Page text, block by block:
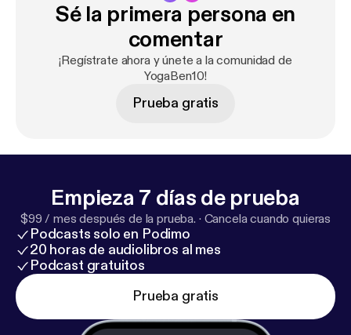
Sé la primera persona en
comentar
¡Regístrate ahora y únete a la comunidad de
YogaBen10!
Prueba gratis
Empieza 7 días de prueba
$99 / mes después de la prueba. · Cancela cuando quieras
Podcasts solo en Podimo
20 horas de audiolibros al mes
Podcast gratuitos
Prueba gratis